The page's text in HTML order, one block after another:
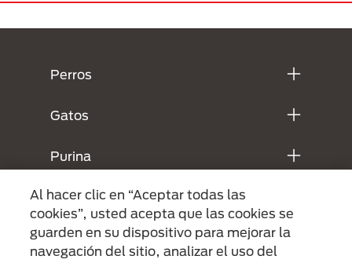
Perros
Gatos
Purina
Legales
Al hacer clic en “Aceptar todas las
cookies”, usted acepta que las cookies se
guarden en su dispositivo para mejorar la
navegación del sitio, analizar el uso del